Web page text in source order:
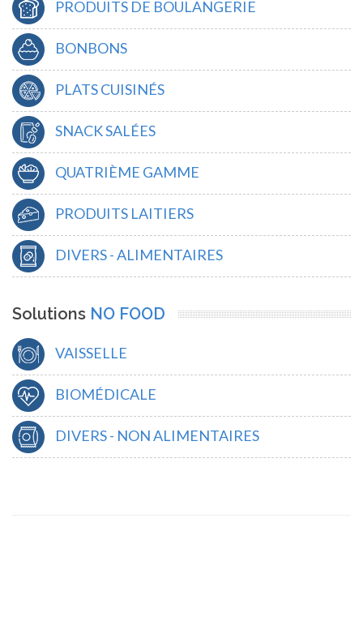
PRODUITS DE BOULANGERIE
BONBONS
PLATS CUISINÉS
SNACK SALÉES
QUATRIÈME GAMME
PRODUITS LAITIERS
DIVERS - ALIMENTAIRES
Solutions NO FOOD
VAISSELLE
BIOMÉDICALE
DIVERS - NON ALIMENTAIRES